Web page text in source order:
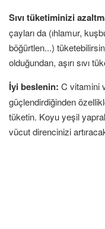
Sıvı tüketiminizi
çayları da (ıhlamur,
böğürtlen...)
olduğundan, aşırı sıvı
İyi beslenin: C vitamini
güçlendirdiğinden
tüketin. Koyu yeşil
vücut direncinizi